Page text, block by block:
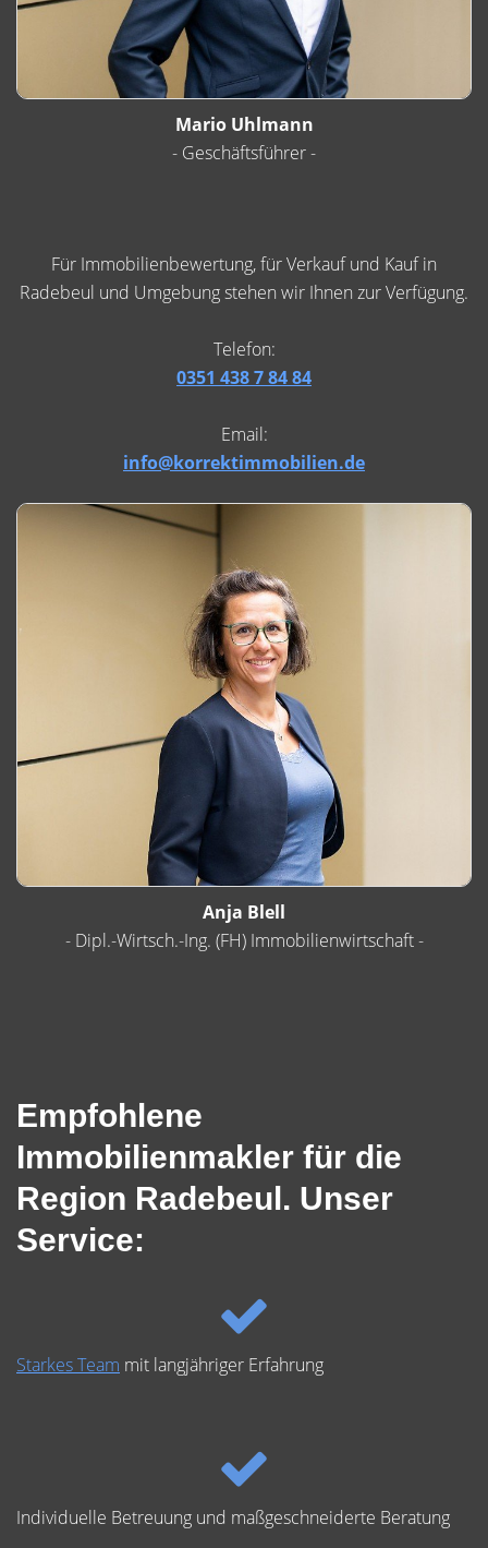
Mario Uhlmann
- Geschäftsführer -
Für Immobilienbewertung, für Verkauf und Kauf in
Radebeul und Umgebung stehen wir Ihnen zur Verfügung.
Telefon:
0351 438 7 84 84
Email:
info@korrektimmobilien.de
Anja Blell
- Dipl.-Wirtsch.-Ing. (FH) Immobilienwirtschaft -
Empfohlene
Immobilienmakler für die
Region Radebeul. Unser
Service:
Starkes Team mit langjähriger Erfahrung
Individuelle Betreuung und maßgeschneiderte Beratung